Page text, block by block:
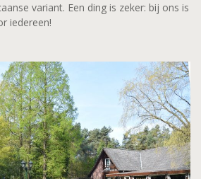
variant. Een ding is zeker: bij ons is
iedereen!